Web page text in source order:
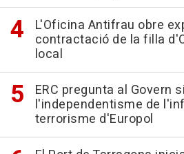
L'Oficina Antifrau obre
contractació de la filla
local
ERC pregunta al Govern
l'independentisme de
terrorisme d'Europol